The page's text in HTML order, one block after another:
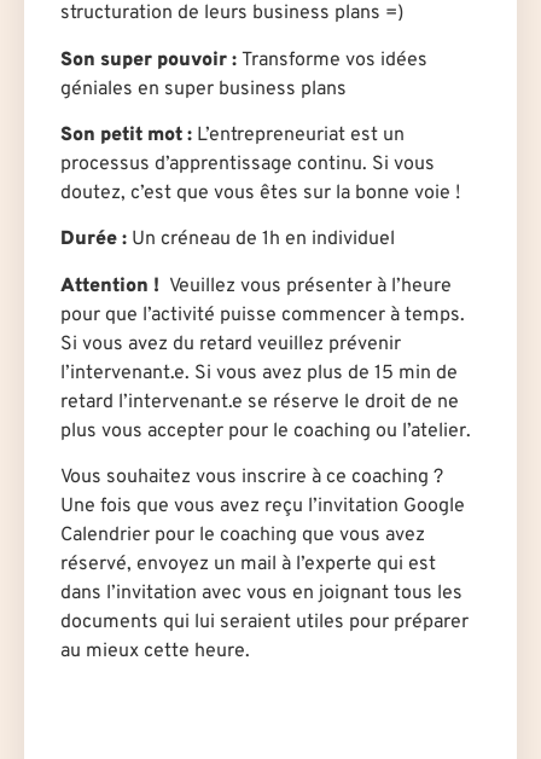
structuration de leurs business plans =)
Son super pouvoir : Transforme vos idées
géniales en super business plans
Son petit mot : L’entrepreneuriat est un
processus d’apprentissage continu. Si vous
doutez, c’est que vous êtes sur la bonne voie !
Durée : Un créneau de 1h en individuel
Attention ! Veuillez vous présenter à l’heure
pour que l’activité puisse commencer à temps.
Si vous avez du retard veuillez prévenir
l’intervenant.e. Si vous avez plus de 15 min de
retard l’intervenant.e se réserve le droit de ne
plus vous accepter pour le coaching ou l’atelier.
Vous souhaitez vous inscrire à ce coaching ?
Une fois que vous avez reçu l’invitation Google
Calendrier pour le coaching que vous avez
réservé, envoyez un mail à l’experte qui est
dans l’invitation avec vous en joignant tous les
documents qui lui seraient utiles pour préparer
au mieux cette heure.